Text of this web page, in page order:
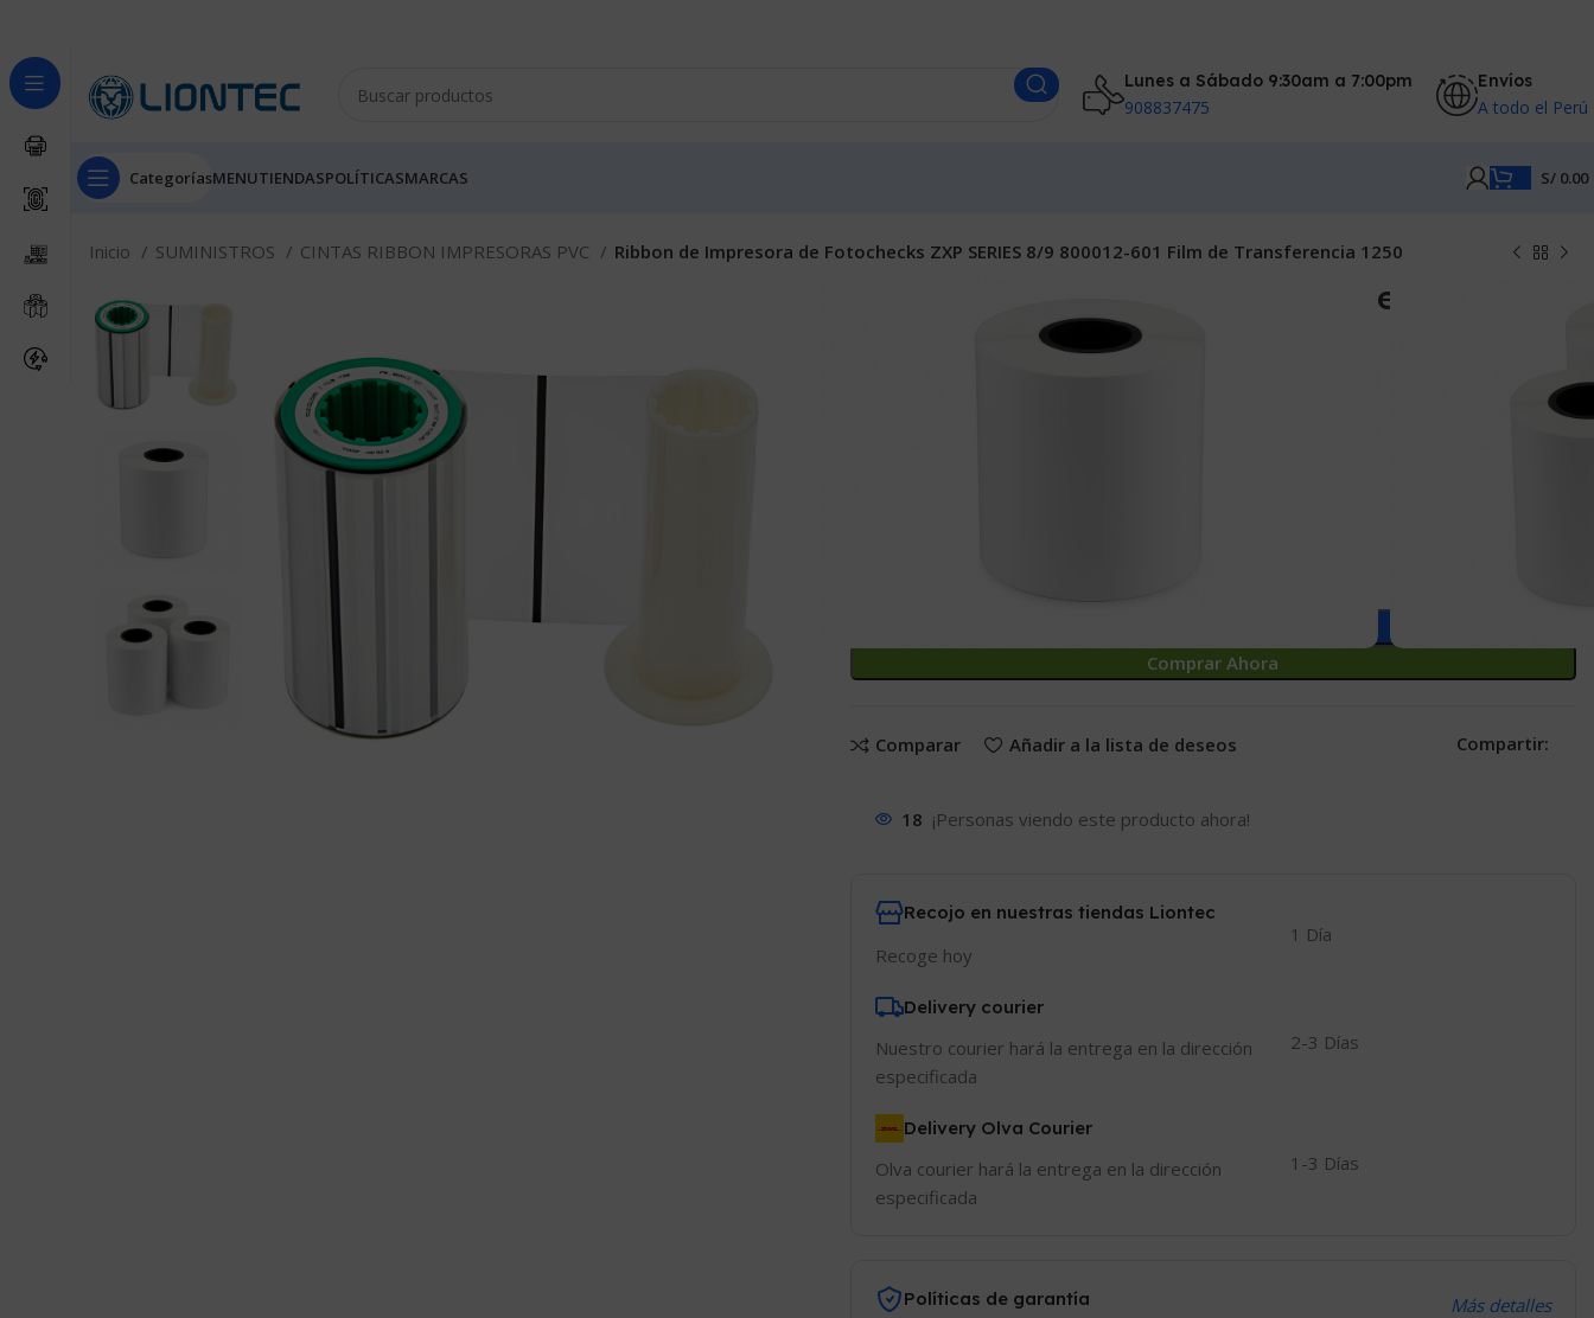
Lunes a Sábado 9:30am a 7:00pm
908837475
Envíos
A todo el Perú
CategoríasMENUTIENDASPOLÍTICASMARCAS S/ 0.00
Inicio SUMINISTROS CINTAS RIBBON IMPRESORAS PVC Ribbon de Impresora de Fotochecks ZXP SERIES 8/9 800012-601 Film de Transferencia 1250
Ribbon de Impresora de Fotochecks ZXP
SERIES 8/9 800012-601 Film de
Comprar Ahora
Comparar Añadir a la lista de deseos Compartir:
18 ¡Personas viendo este producto ahora!
Recojo en nuestras tiendas Liontec
Recoge hoy
1 Día
Delivery courier
Nuestro courier hará la entrega en la dirección
especificada
2-3 Días
Delivery Olva Courier
Olva courier hará la entrega en la dirección
especificada
1-3 Días
Políticas de garantía Más detalles